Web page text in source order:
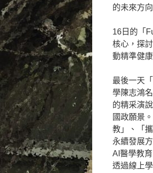
的未來方
16日的「
核心，探
動精準健
最後一天
學陳志鴻
的精采演
國政願景
教」、「
永續發展
AI醫學教
透過線上